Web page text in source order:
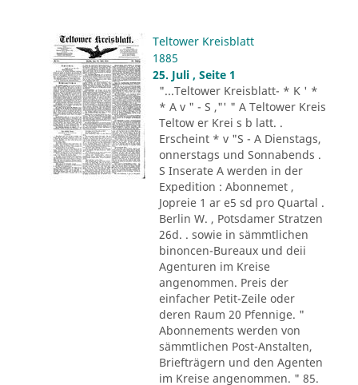
Teltower Kreisblatt
1885
25. Juli , Seite 1
"...Teltower Kreisblatt- * K ' *
* A v " - S ,"' " A Teltower Kreis
Teltow er Krei s b latt. .
Erscheint * v "S - A Dienstags,
onnerstags und Sonnabends .
S Inserate A werden in der
Expedition : Abonnemet ,
Jopreie 1 ar e5 sd pro Quartal .
Berlin W. , Potsdamer Stratzen
26d. . sowie in sämmtlichen
binoncen-Bureaux und deii
Agenturen im Kreise
angenommen. Preis der
einfacher Petit-Zeile oder
deren Raum 20 Pfennige. "
Abonnements werden von
sämmtlichen Post-Anstalten,
Briefträgern und den Agenten
im Kreise angenommen. " 85.